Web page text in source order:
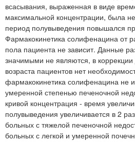
всасывания, выраженная в виде
максимальной концентрации, была
период полувыведения повышался
Фармакокинетика солифенацина от
пола пациента не зависит. Данные
значимыми не являются, в коррекции
возраста пациентов нет
фармакокинетика солифенацина не
умеренной степенью печеночной
кривой концентрация - время
полувыведения увеличивается в 2
больных с тяжелой печеночной
больных с легкой и умеренной